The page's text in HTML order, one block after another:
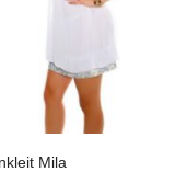
Mila